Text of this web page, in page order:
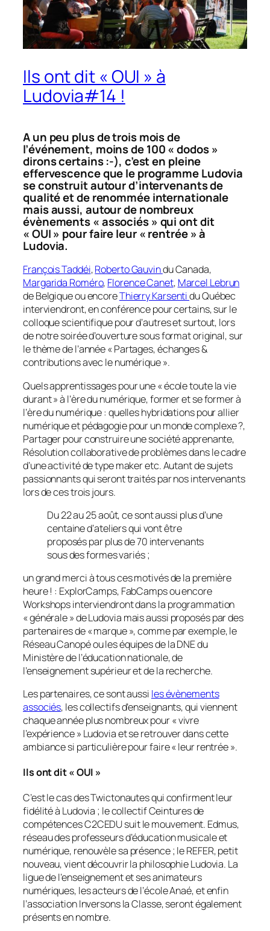
Ils ont dit « OUI » à
Ludovia#14 !
A un peu plus de trois mois de
l’événement, moins de 100 « dodos »
dirons certains :-), c’est en pleine
effervescence que le programme Ludovia
se construit autour d’intervenants de
qualité et de renommée internationale
mais aussi, autour de nombreux
évènements « associés » qui ont dit
« OUI » pour faire leur « rentrée » à
Ludovia.
François Taddéi,Roberto Gauvindu Canada,
Margarida Roméro, Florence Canet, Marcel Lebrun
de Belgique ou encoreThierry Karsentidu Québec
interviendront, en conférence pour certains, sur le
colloque scientifique pour d’autres et surtout, lors
de notre soirée d’ouverture sous format original, sur
le thème de l’année «Partages, échanges &
contributions avec le numérique».
Quels apprentissages pour une « école toute la vie
durant » à l’ère du numérique, former et se former à
l’ère du numérique : quelles hybridations pour allier
numérique et pédagogie pour un monde complexe ?,
Partager pour construire une société apprenante,
Résolution collaborative de problèmes dans le cadre
d’une activité de type maker etc. Autant de sujets
passionnants qui seront traités par nos intervenants
lors de ces trois jours.
Du 22 au 25 août, ce sont aussi plus d’une
centaine d’ateliers qui vont être
proposés par plus de 70 intervenants
sous des formes variés ;
un grand merci à tous ces motivés de la première
heure ! : ExplorCamps, FabCamps ou encore
Workshops interviendront dans la programmation
«générale» de Ludovia mais aussi proposés par des
partenaires de « marque », comme par exemple, le
Réseau Canopé ou les équipes de la DNE du
Ministère de l’éducation nationale, de
l’enseignement supérieur et de la recherche.
Les partenaires, ce sont aussi les évènements
associés, les collectifs d’enseignants, qui viennent
chaque année plus nombreux pour «vivre
l’expérience» Ludovia et se retrouver dans cette
ambiance si particulière pour faire «leur rentrée».
Ils ont dit « OUI »
C’est le cas des Twictonautes qui confirment leur
fidélité à Ludovia ; le collectif Ceintures de
compétences C2CEDU suit le mouvement. Edmus,
réseau des professeurs d’éducation musicale et
numérique, renouvèle sa présence ; le REFER, petit
nouveau, vient découvrir la philosophie Ludovia. La
ligue de l’enseignement et ses animateurs
numériques, les acteurs de l’école Anaé, et enfin
l’association Inversons la Classe, seront également
présents en nombre.